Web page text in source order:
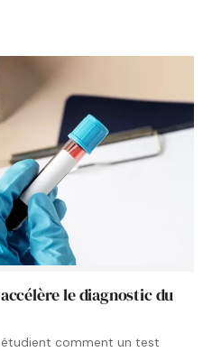
le diagnostic du
comment un test